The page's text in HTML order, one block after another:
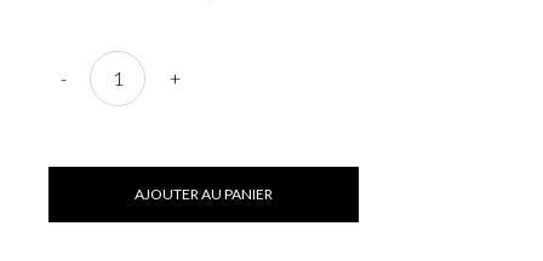
- +
AJOUTER AU PANIER